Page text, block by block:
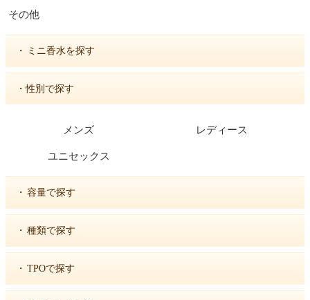
その他
・ ミニ香水を探す
・性別で探す
メンズ レディース
ユニセックス
・ 容量で探す
・ 種類で探す
・ TPOで探す